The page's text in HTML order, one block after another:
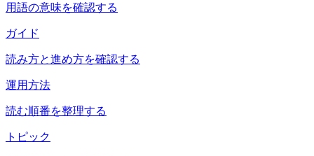
用語の意味を確認する
ガイド
読み方と進め方を確認する
運用方法
読む順番を整理する
トピック